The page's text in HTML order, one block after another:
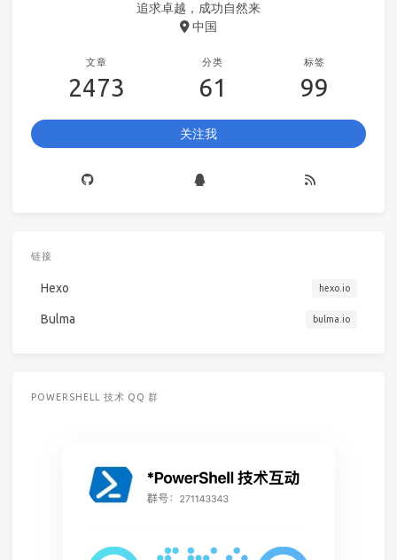
追求卓越，成功自然来
中国
文章
2473
分类
61
标签
99
关注我
链接
Hexo hexo.io
Bulma bulma.io
POWERSHELL 技术 QQ 群